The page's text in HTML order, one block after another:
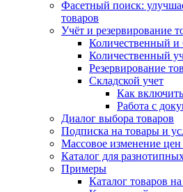
Фасетный поиск:
товаров
Учёт и резервирование
Количественный и
Количественный
Резервирование
Складской учет
Как
Работа с
Диалог выбора товаров
Подписка на товары и
Массовое изменение цен
Каталог для
Примеры
Каталог товаров